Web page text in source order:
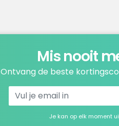
Mis nooit
Ontvang de beste
Je kan op elk moment